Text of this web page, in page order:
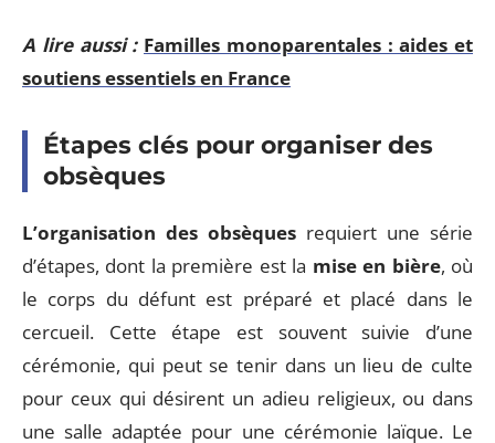
A lire aussi : Familles monoparentales : aides et
soutiens essentiels en France
Étapes clés pour organiser des
obsèques
L’organisation des obsèques requiert une série
d’étapes, dont la première est la mise en bière, où
le corps du défunt est préparé et placé dans le
cercueil. Cette étape est souvent suivie d’une
cérémonie, qui peut se tenir dans un lieu de culte
pour ceux qui désirent un adieu religieux, ou dans
une salle adaptée pour une cérémonie laïque. Le